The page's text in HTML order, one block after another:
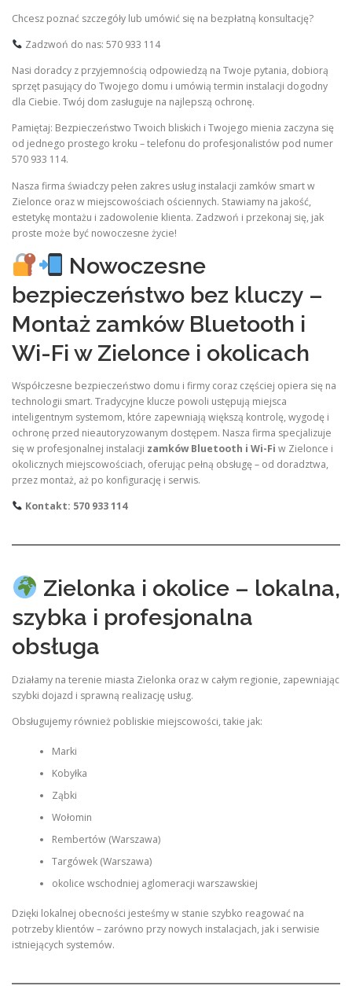
Chcesz poznać szczegóły lub umówić się na bezpłatną konsultację?
Zadzwoń do nas: 570 933 114
Nasi doradcy z przyjemnością odpowiedzą na Twoje pytania, dobiorą
sprzęt pasujący do Twojego domu i umówią termin instalacji dogodny
dla Ciebie. Twój dom zasługuje na najlepszą ochronę.
Pamiętaj: Bezpieczeństwo Twoich bliskich i Twojego mienia zaczyna się
od jednego prostego kroku – telefonu do profesjonalistów pod numer
570 933 114.
Nasza firma świadczy pełen zakres usług instalacji zamków smart w
Zielonce oraz w miejscowościach ościennych. Stawiamy na jakość,
estetykę montażu i zadowolenie klienta. Zadzwoń i przekonaj się, jak
proste może być nowoczesne życie!
Nowoczesne
bezpieczeństwo bez kluczy –
Montaż zamków Bluetooth i
Wi-Fi w Zielonce i okolicach
Współczesne bezpieczeństwo domu i firmy coraz częściej opiera się na
technologii smart. Tradycyjne klucze powoli ustępują miejsca
inteligentnym systemom, które zapewniają większą kontrolę, wygodę i
ochronę przed nieautoryzowanym dostępem. Nasza firma specjalizuje
się w profesjonalnej instalacji zamków Bluetooth i Wi-Fi w Zielonce i
okolicznych miejscowościach, oferując pełną obsługę – od doradztwa,
przez montaż, aż po konfigurację i serwis.
Kontakt: 570 933 114
Zielonka i okolice – lokalna,
szybka i profesjonalna
obsługa
Działamy na terenie miasta Zielonka oraz w całym regionie, zapewniając
szybki dojazd i sprawną realizację usług.
Obsługujemy również pobliskie miejscowości, takie jak:
Marki
Kobyłka
Ząbki
Wołomin
Rembertów (Warszawa)
Targówek (Warszawa)
okolice wschodniej aglomeracji warszawskiej
Dzięki lokalnej obecności jesteśmy w stanie szybko reagować na
potrzeby klientów – zarówno przy nowych instalacjach, jak i serwisie
istniejących systemów.